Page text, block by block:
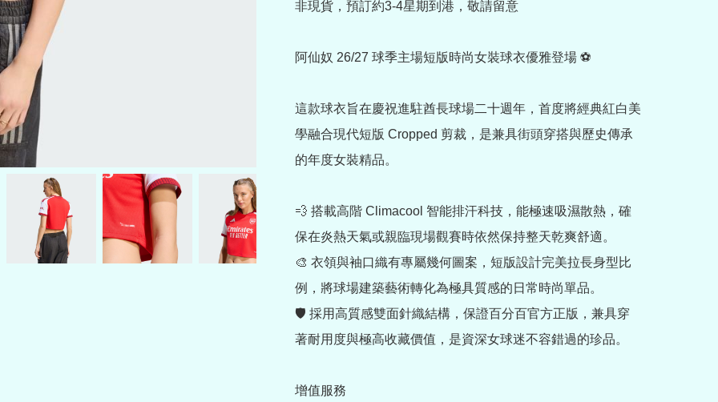
非現貨，預訂約3-4星期到港，敬請留意
阿仙奴 26/27 球季主場短版時尚女裝球衣優雅登場 ⚽
這款球衣旨在慶祝進駐酋長球場二十週年，首度將經典紅白美
學融合現代短版 Cropped 剪裁，是兼具街頭穿搭與歷史傳承
的年度女裝精品。
💨 搭載高階 Climacool 智能排汗科技，能極速吸濕散熱，確
保在炎熱天氣或親臨現場觀賽時依然保持整天乾爽舒適。
🎨 衣領與袖口織有專屬幾何圖案，短版設計完美拉長身型比
例，將球場建築藝術轉化為極具質感的日常時尚單品。
🛡 採用高質感雙面針織結構，保證百分百官方正版，兼具穿
著耐用度與極高收藏價值，是資深女球迷不容錯過的珍品。
增值服務